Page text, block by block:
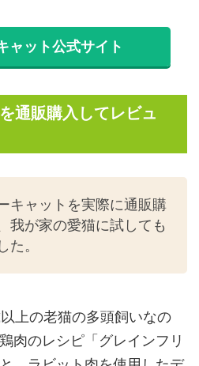
ャット公式サイト
通販購入してレビュ
キャットを実際に通販購
我が家の愛猫に試しても
た。
上の老猫の多頭飼いなの
肉のレシピ「グレインフリ